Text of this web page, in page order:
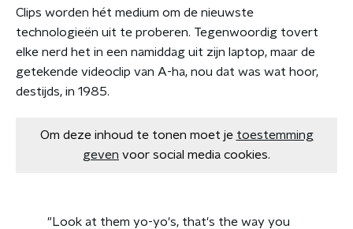
Clips worden hét medium om de nieuwste
technologieën uit te proberen. Tegenwoordig tovert
elke nerd het in een namiddag uit zijn laptop, maar de
getekende videoclip van A-ha, nou dat was wat hoor,
destijds, in 1985.
Om deze inhoud te tonen moet je toestemming
geven voor social media cookies.
"Look at them yo-yo's, that's the way you